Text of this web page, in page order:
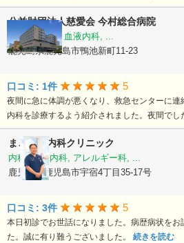
公益財団法人慈愛会 今村総合病院
内科, 救急科, 血液内科, ...
鹿児島県鹿児島市鴨池新町11-23
口コミ: 1件 5
夜間に急に体調が悪くなり、救急センターに
内科を診療するよう紹介されました。夜間でし
まごころ内科クリニック
内科, 神経内科, アレルギー科, ...
鹿児島県鹿児島市宇宿4丁目35-17号
口コミ: 3件 5
本日初診でお世話になりました。病歴病状をお
た。誠に有り難うございました。 続きを読む